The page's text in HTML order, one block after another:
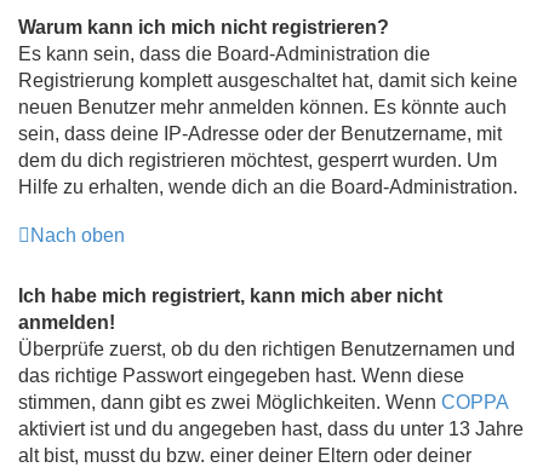
Warum kann ich mich nicht registrieren?
Es kann sein, dass die Board-Administration die
Registrierung komplett ausgeschaltet hat, damit sich keine
neuen Benutzer mehr anmelden können. Es könnte auch
sein, dass deine IP-Adresse oder der Benutzername, mit
dem du dich registrieren möchtest, gesperrt wurden. Um
Hilfe zu erhalten, wende dich an die Board-Administration.
Nach oben
Ich habe mich registriert, kann mich aber nicht
anmelden!
Überprüfe zuerst, ob du den richtigen Benutzernamen und
das richtige Passwort eingegeben hast. Wenn diese
stimmen, dann gibt es zwei Möglichkeiten. Wenn COPPA
aktiviert ist und du angegeben hast, dass du unter 13 Jahre
alt bist, musst du bzw. einer deiner Eltern oder deiner